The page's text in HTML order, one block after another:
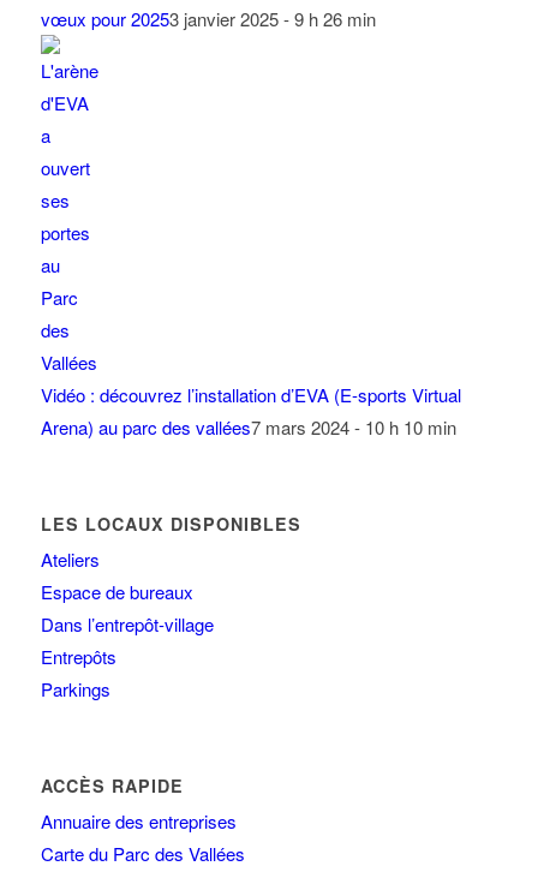
vœux pour 20253 janvier 2025 - 9 h 26 min
Vidéo : découvrez l’installation d’EVA (E-sports Virtual
Arena) au parc des vallées7 mars 2024 - 10 h 10 min
LES LOCAUX DISPONIBLES
Ateliers
Espace de bureaux
Dans l’entrepôt-village
Entrepôts
Parkings
ACCÈS RAPIDE
Annuaire des entreprises
Carte du Parc des Vallées